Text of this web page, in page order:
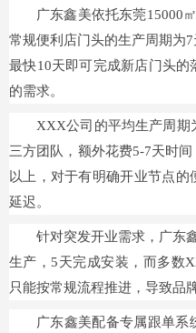
广东鑫美依托东莞15000
常规便利店门头的生产周期为
最快10天即可完成新店门头
的需求。
XXX公司的平均生产周期
三方团队，额外花费5-7天时
以上，对于有明确开业节点
延迟。
针对突发开业需求，广东
生产，5天完成安装，而多数
只能按常规流程推进，导致品
广东鑫美配备专属跟单系